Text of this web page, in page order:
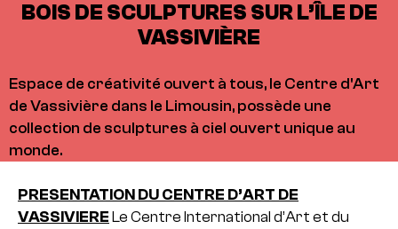
BOIS DE SCULPTURES SUR L’ÎLE DE
VASSIVIÈRE
Espace de créativité ouvert à tous, le Centre d'Art
de Vassivière dans le Limousin, possède une
collection de sculptures à ciel ouvert unique au
monde.
PRESENTATION DU CENTRE D’ART DE
VASSIVIERE Le Centre International d’Art et du